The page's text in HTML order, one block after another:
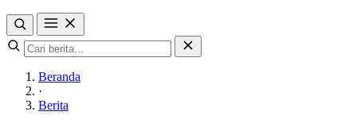
Beranda
·
Berita